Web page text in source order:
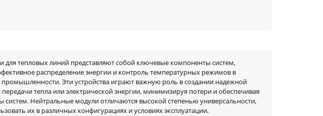
для тепловых линий представляют собой ключевые компоненты систем,
распределение энергии и контроль температурных режимов в
промышленности. Эти устройства играют важную роль в создании надежной
тепла или электрической энергии, минимизируя потери и обеспечивая
систем. Нейтральные модули отличаются высокой степенью универсальности,
их в различных конфигурациях и условиях эксплуатации.